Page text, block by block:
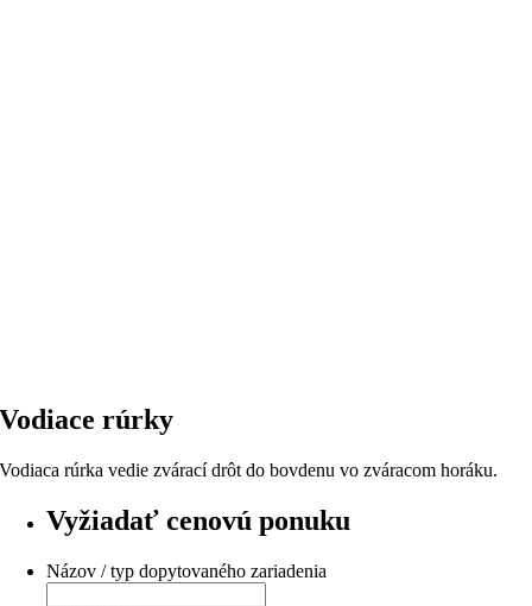
Vodiace rúrky
Vodiaca rúrka vedie zvárací drôt do bovdenu vo zváracom horáku.
Vyžiadať cenovú ponuku
Názov / typ dopytovaného zariadenia